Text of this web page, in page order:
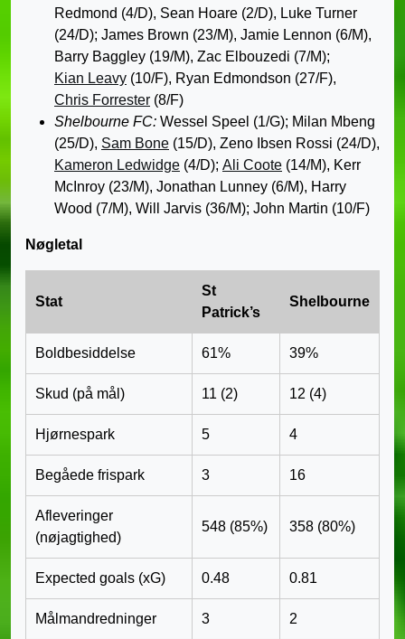
Redmond (4/D), Sean Hoare (2/D), Luke Turner
(24/D); James Brown (23/M), Jamie Lennon (6/M),
Barry Baggley (19/M), Zac Elbouzedi (7/M);
Kian Leavy (10/F), Ryan Edmondson (27/F),
Chris Forrester (8/F)
Shelbourne FC: Wessel Speel (1/G); Milan Mbeng
(25/D), Sam Bone (15/D), Zeno Ibsen Rossi (24/D),
Kameron Ledwidge (4/D); Ali Coote (14/M), Kerr
McInroy (23/M), Jonathan Lunney (6/M), Harry
Wood (7/M), Will Jarvis (36/M); John Martin (10/F)
Nøgletal
Stat
St
Patrick’s
Shelbourne
Boldbesiddelse 61% 39%
Skud (på mål) 11 (2) 12 (4)
Hjørnespark 5 4
Begåede frispark 3 16
Afleveringer
(nøjagtighed)
548 (85%) 358 (80%)
Expected goals (xG) 0.48 0.81
Målmandredninger 3 2